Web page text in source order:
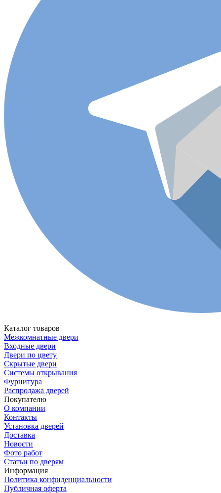
Каталог товаров
Межкомнатные двери
Входные двери
Двери по цвету
Скрытые двери
Системы открывания
Фурнитура
Распродажа дверей
Покупателю
О компании
Контакты
Установка дверей
Доставка
Новости
Фото работ
Статьи по дверям
Информация
Политика конфиденциальности
Публичная оферта